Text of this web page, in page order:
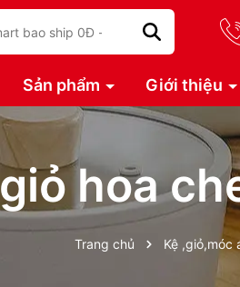
Sản phẩm Giới thiệu
giỏ hoa
Trang chủ Kệ ,giỏ,móc